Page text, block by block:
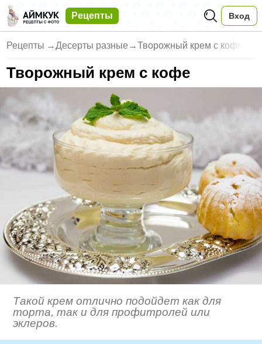
Рецепты Вход
Рецепты →Десерты разные →Творожный крем с кофе
Творожный крем с кофе
Такой крем отлично подойдет как для
торта, так и для профитролей или
эклеров.